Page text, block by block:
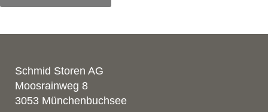
Schmid Storen AG
Moosrainweg 8
3053 Münchenbuchsee